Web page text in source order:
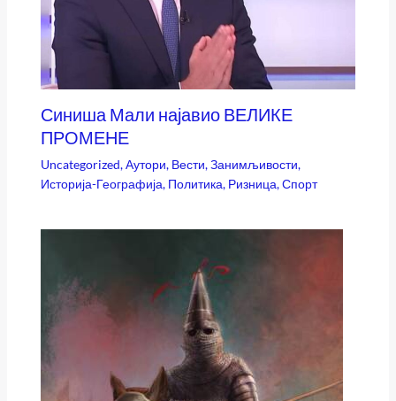
Синиша Мали најавио ВЕЛИКЕ
ПРОМЕНЕ
Uncategorized,Аутори, Вести,Занимљивости,
Историја-Географија, Политика, Ризница,Спорт